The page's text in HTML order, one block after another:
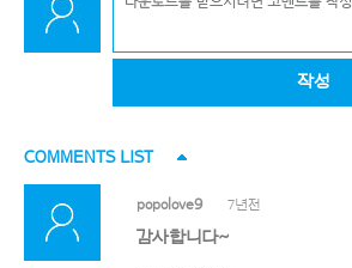
작성
COMMENTS LIST
popolove9 7년전
감사합니다~